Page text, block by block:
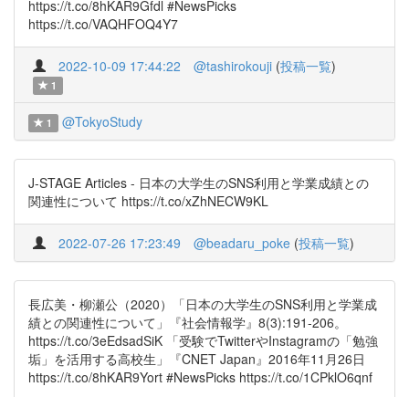
https://t.co/8hKAR9Gfdl #NewsPicks
https://t.co/VAQHFOQ4Y7
2022-10-09 17:44:22 @tashirokouji (投稿一覧)
1
1 @TokyoStudy
J-STAGE Articles - 日本の大学生のSNS利用と学業成績との
関連性について https://t.co/xZhNECW9KL
2022-07-26 17:23:49 @beadaru_poke (投稿一覧)
長広美・柳瀬公（2020）「日本の大学生のSNS利用と学業成
績との関連性について」『社会情報学』8(3):191-206。
https://t.co/3eEdsadSiK 「受験でTwitterやInstagramの「勉強
垢」を活用する高校生」『CNET Japan』2016年11月26日
https://t.co/8hKAR9Yort #NewsPicks https://t.co/1CPklO6qnf